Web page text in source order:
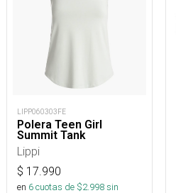
LIPP060303FE
Polera Teen Girl
Summit Tank
Lippi
$ 17.990
en 6cuotas de $2.998sin